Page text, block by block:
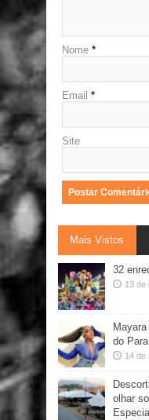
Nome *
Email *
Site
Mais Vistos
32
13 de
do
14 de
olhar